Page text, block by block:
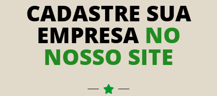
CADASTRE SUA
EMPRESA NO
NOSSO SITE